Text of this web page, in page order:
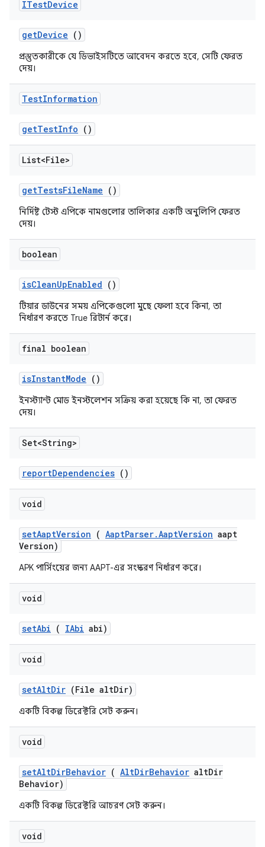
ITestDevice
getDevice ()
প্রস্তুতকারীকে যে ডিভাইসটিতে আবেদন করতে হবে, সেটি ফেরত
দেয়।
TestInformation
getTestInfo ()
List<File>
getTestsFileName ()
নির্দিষ্ট টেস্ট এপিকে নামগুলোর তালিকার একটি অনুলিপি ফেরত
দেয়।
boolean
isCleanUpEnabled ()
টিয়ার ডাউনের সময় এপিকেগুলো মুছে ফেলা হবে কিনা, তা
নির্ধারণ করতে True রিটার্ন করে।
final boolean
isInstantMode ()
ইনস্ট্যান্ট মোড ইনস্টলেশন সক্রিয় করা হয়েছে কি না, তা ফেরত
দেয়।
Set<String>
reportDependencies ()
void
setAaptVersion ( AaptParser.AaptVersion aapt
Version)
APK পার্সিংয়ের জন্য AAPT-এর সংস্করণ নির্ধারণ করে।
void
setAbi ( IAbi abi)
void
setAltDir (File altDir)
একটি বিকল্প ডিরেক্টরি সেট করুন।
void
setAltDirBehavior ( AltDirBehavior altDir
Behavior)
একটি বিকল্প ডিরেক্টরি আচরণ সেট করুন।
void